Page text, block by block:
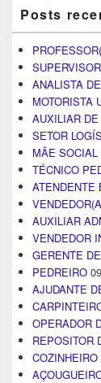
Posts
SUPERVISOR
ANALISTA
MOTORISTA
AUXILIAR
SETOR
MÃE SOCIAL
TÉCNICO
ATENDENTE
AUXILIAR
VENDEDOR
GERENTE
PEDREIRO
AJUDANTE
OPERADOR
REPOSITOR
COZINHEIRO